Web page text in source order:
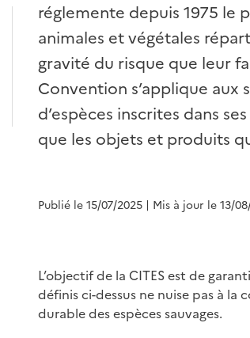
réglemente depuis 1975 le
animales et végétales
gravité du risque que leur
Convention s’applique aux
d’espèces inscrites dans
que les objets et produits
Publié le 15/07/2025 | Mis à jour le 13/
L’objectif de la CITES est de
définis ci-dessus ne nuise pas à
durable des espèces sauvages.